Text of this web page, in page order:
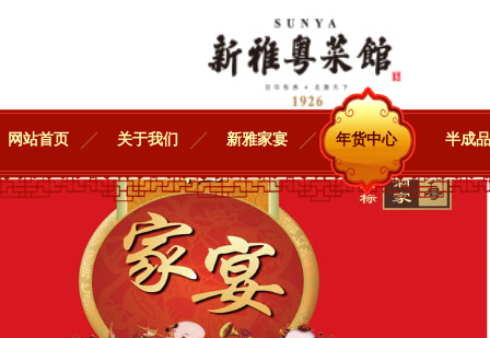
网站首页 关于我们 新雅家宴 年货中心 半成